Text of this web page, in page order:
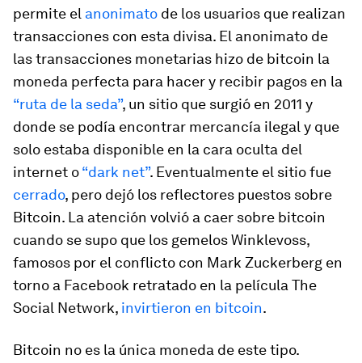
permite el anonimato de los usuarios que realizan
transacciones con esta divisa. El anonimato de
las transacciones monetarias hizo de bitcoin la
moneda perfecta para hacer y recibir pagos en la
“ruta de la seda”, un sitio que surgió en 2011 y
donde se podía encontrar mercancía ilegal y que
solo estaba disponible en la cara oculta del
internet o“dark net”. Eventualmente el sitio fue
cerrado, pero dejó los reflectores puestos sobre
Bitcoin. La atención volvió a caer sobre bitcoin
cuando se supo que los gemelos Winklevoss,
famosos por el conflicto con Mark Zuckerberg en
torno a Facebook retratado en la película The
Social Network, invirtieron en bitcoin.
Bitcoin no es la única moneda de este tipo.